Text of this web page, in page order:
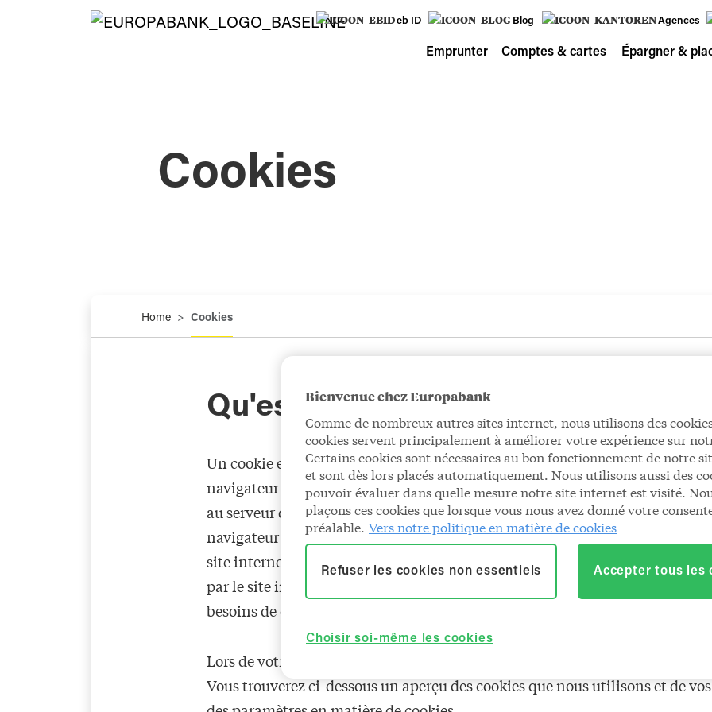
Emprunter Comptes & cartes Épargner &
eb ID Blog Agences
Cookies
Home Cookies
Qu'est-ce qu'un cookie ?
Un cookie est un fichier texte contenant une quantité de données que le
navigateur pour qu'il soit sauvegardé et renvoyé au serveur lors de la
au serveur de reconnaître le navigateur et de suivre ce que l'utilisateur, en
navigateur web, a fait dans le passé. Un cookie est fabriqué par un
site internet, mais est stocké sur le disque dur de l'ordinateur de
par le site internet d'Europabank et d'eb online permettent de faire
besoins de chaque internaute, besoins qui peuvent être identifiés grâce à ces
Lors de votre première visite à notre site internet, il vous est demandé
Vous trouverez ci-dessous un aperçu des cookies que nous utilisons et de
Bienvenue chez Europabank
Comme de nombreux autres sites internet, nous utilisons des
cookies servent principalement à améliorer votre expérience sur
Certains cookies sont nécessaires au bon fonctionnement de notre
et sont dès lors placés automatiquement. Nous utilisons aussi des
pouvoir évaluer dans quelle mesure notre site internet est visité.
plaçons ces cookies que lorsque vous nous avez donné votre
préalable. Vers notre politique en matière de cookies
Choisir soi-même les cookies
Refuser les cookies non essentiels Accepter tous les